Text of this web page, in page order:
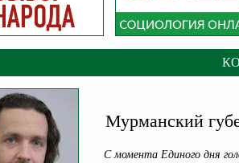
Мурманский
С момента Единого дня